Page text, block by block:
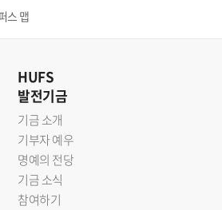
스 맵
HUFS
발전기금
기금 소개
기부자 예우
명예의 전당
기금 소식
참여하기